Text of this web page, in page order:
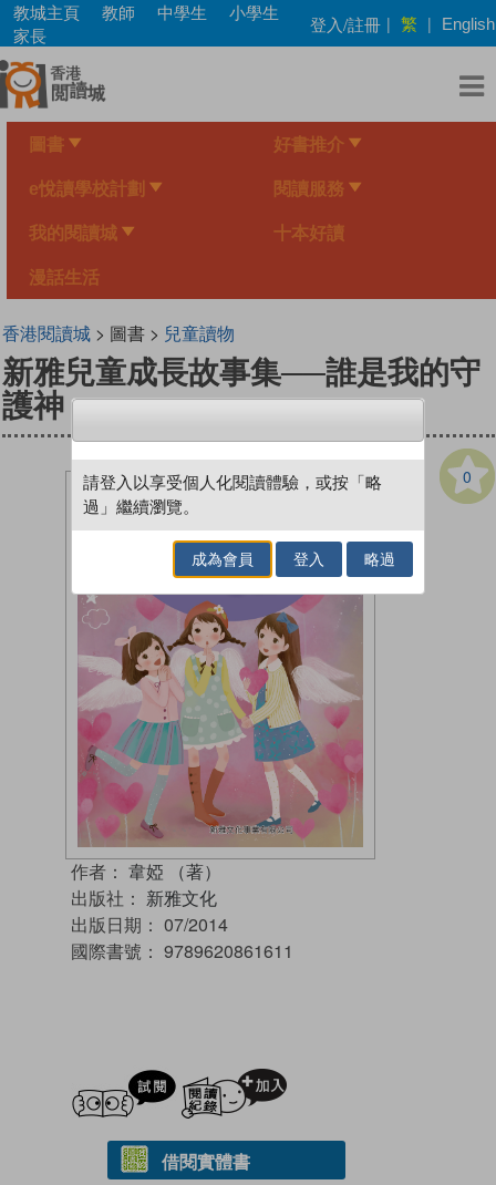
Skip
main
content
教城主頁 教師 中學生
小學生
家長
登入/註冊 | 繁 | English
圖書 好書推介
e悅讀學校計劃 閱讀服務
我的閱讀城 十本好讀
漫話生活
香港閱讀城> 圖書 > 兒童讀物
新雅兒童成長故事集──誰是我的守
護神
0
作者： 韋婭 （著）
出版社： 新雅文化
出版日期： 07/2014
國際書號： 9789620861611
試閲
借閱實體書
請登入以享受個人化閱讀體驗，或按「略
過」繼續瀏覽。
成為會員 登入 略過